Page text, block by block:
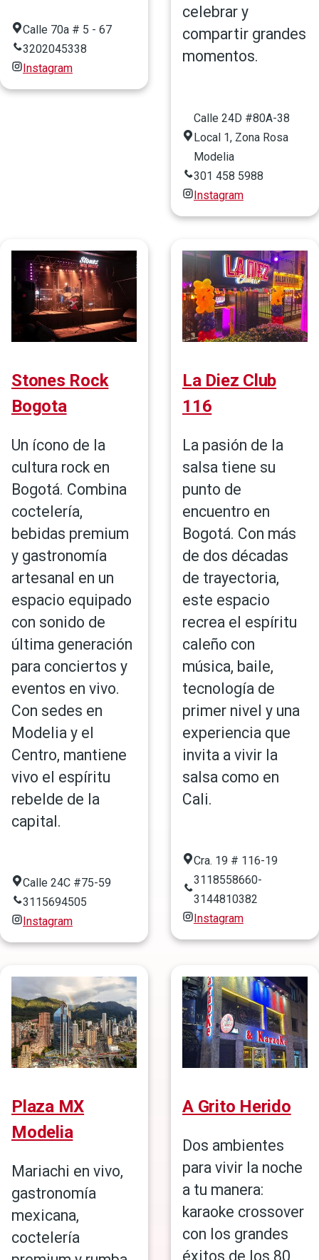
Calle 70a # 5 - 67
3202045338
Instagram
celebrar y
compartir grandes
momentos.
Calle 24D #80A-38
Local 1, Zona Rosa
Modelia
301 458 5988
Instagram
Stones Rock
Bogota
Un ícono de la
cultura rock en
Bogotá. Combina
coctelería,
bebidas premium
y gastronomía
artesanal en un
espacio equipado
con sonido de
última generación
para conciertos y
eventos en vivo.
Con sedes en
Modelia y el
Centro, mantiene
vivo el espíritu
rebelde de la
capital.
Calle 24C #75-59
3115694505
Instagram
La Diez Club
116
La pasión de la
salsa tiene su
punto de
encuentro en
Bogotá. Con más
de dos décadas
de trayectoria,
este espacio
recrea el espíritu
caleño con
música, baile,
tecnología de
primer nivel y una
experiencia que
invita a vivir la
salsa como en
Cali.
Cra. 19 # 116-19
3118558660-
3144810382
Instagram
Plaza MX
Modelia
Mariachi en vivo,
gastronomía
mexicana,
coctelería
A Grito Herido
Dos ambientes
para vivir la noche
a tu manera:
karaoke crossover
con los grandes
éxitos de los 80,